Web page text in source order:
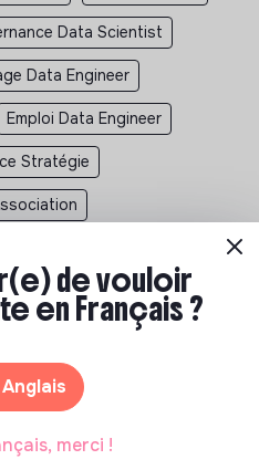
Data Scientist
Data Engineer
Emploi Data Engineer
Stratégie
Stage Social
de vouloir
en Français ?
merci !